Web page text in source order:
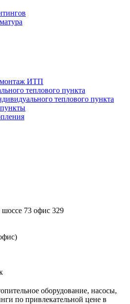
монтаж ИТП
теплового пункта
теплового пункта
73 офис 329
оборудование, насосы,
по привлекательной цене в